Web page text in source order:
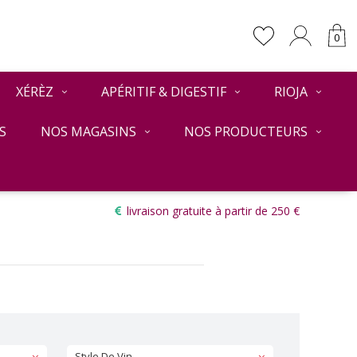
0
XÉRÈZ APÉRITIF & DIGESTIF RIOJA
NOS MAGASINS NOS PRODUCTEURS
livraison gratuite à partir de 250 €